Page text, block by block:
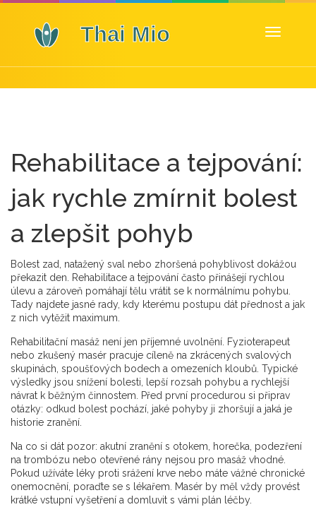
Zobrazit
Rehabilitace a tejpování:
jak rychle zmírnit bolest
a zlepšit pohyb
Bolest zad, natažený sval nebo zhoršená pohyblivost dokážou
překazit den. Rehabilitace a tejpování často přinášejí rychlou
úlevu a zároveň pomáhají tělu vrátit se k normálnímu pohybu.
Tady najdete jasné rady, kdy kterému postupu dát přednost a jak
z nich vytěžit maximum.
Rehabilitační masáž není jen příjemné uvolnění. Fyzioterapeut
nebo zkušený masér pracuje cíleně na zkrácených svalových
skupinách, spoušťových bodech a omezeních kloubů. Typické
výsledky jsou snížení bolesti, lepší rozsah pohybu a rychlejší
návrat k běžným činnostem. Před první procedurou si připrav
otázky: odkud bolest pochází, jaké pohyby ji zhoršují a jaká je
historie zranění.
Na co si dát pozor: akutní zranění s otokem, horečka, podezření
na trombózu nebo otevřené rány nejsou pro masáž vhodné.
Pokud užíváte léky proti srážení krve nebo máte vážné chronické
onemocnění, poraďte se s lékařem. Masér by měl vždy provést
krátké vstupní vyšetření a domluvit s vámi plán léčby.